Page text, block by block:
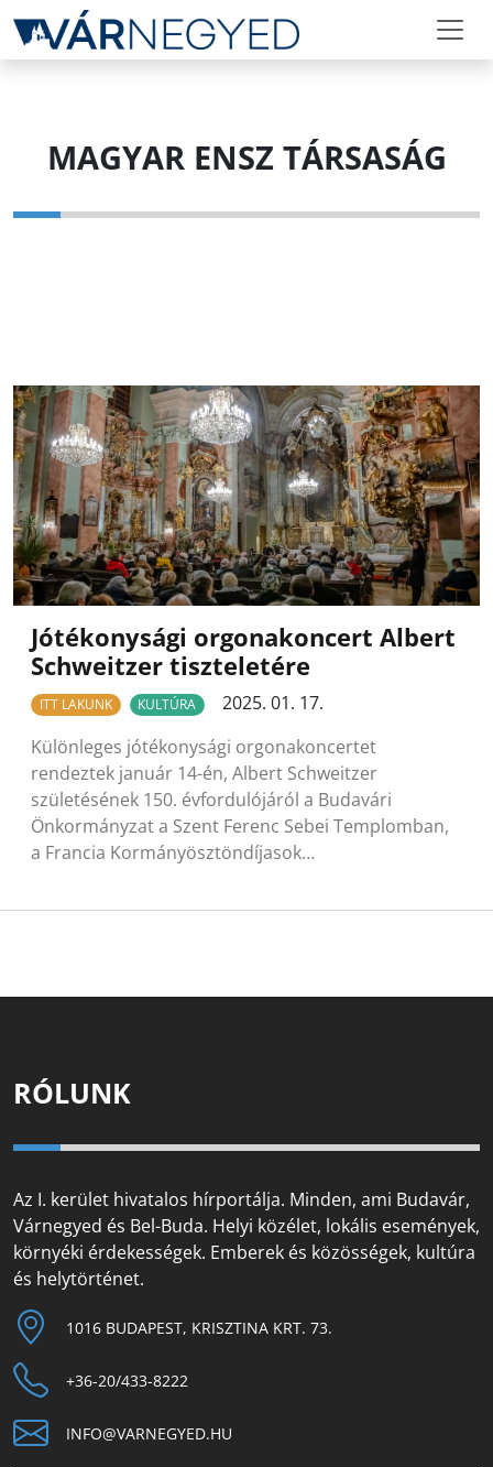
MAGYAR ENSZ TÁRSASÁG
Jótékonysági orgonakoncert Albert
Schweitzer tiszteletére
ITT LAKUNK KULTÚRA
2025. 01. 17.
Különleges jótékonysági orgonakoncertet
rendeztek január 14-én, Albert Schweitzer
születésének 150. évfordulójáról a Budavári
Önkormányzat a Szent Ferenc Sebei Templomban,
a Francia Kormányösztöndíjasok…
RÓLUNK
Az I. kerület hivatalos hírportálja. Minden, ami Budavár,
Várnegyed és Bel-Buda. Helyi közélet, lokális események,
környéki érdekességek. Emberek és közösségek, kultúra
és helytörténet.
1016 BUDAPEST, KRISZTINA KRT. 73.
+36-20/433-8222
INFO@VARNEGYED.HU